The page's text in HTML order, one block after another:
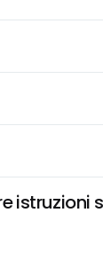
istruzioni